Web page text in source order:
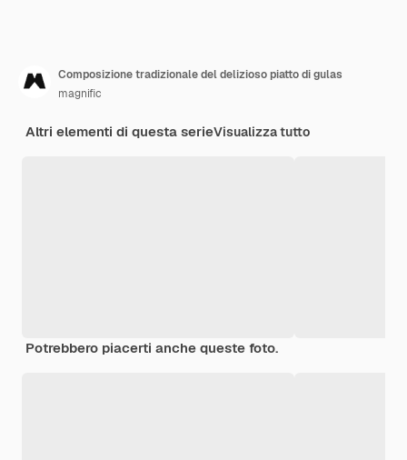
Composizione tradizionale del delizioso piatto di gulas
magnific
Altri elementi di questa serieVisualizza tutto
Potrebbero piacerti anche queste foto.